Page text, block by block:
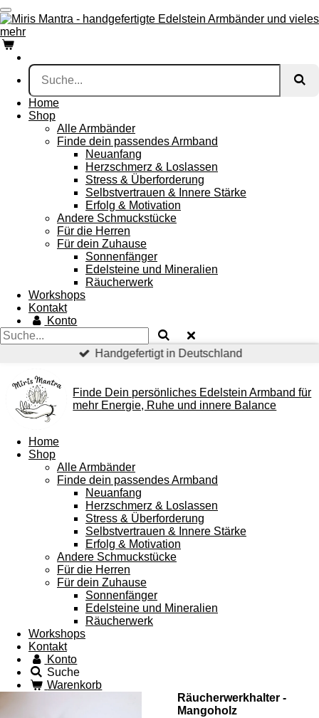
Zum
Hauptinhalt
springen
Home
Shop
Alle Armbänder
Finde dein passendes Armband
Neuanfang
Herzschmerz & Loslassen
Stress & Überforderung
Selbstvertrauen & Innere Stärke
Erfolg & Motivation
Andere Schmuckstücke
Für die Herren
Für dein Zuhause
Sonnenfänger
Edelsteine und Mineralien
Räucherwerk
Workshops
Kontakt
Konto
Handgefertigt in Deutschland
Finde Dein persönliches Edelstein Armband für
mehr Energie, Ruhe und innere Balance
Home
Shop
Alle Armbänder
Finde dein passendes Armband
Neuanfang
Herzschmerz & Loslassen
Stress & Überforderung
Selbstvertrauen & Innere Stärke
Erfolg & Motivation
Andere Schmuckstücke
Für die Herren
Für dein Zuhause
Sonnenfänger
Edelsteine und Mineralien
Räucherwerk
Workshops
Kontakt
Konto
Suche
Warenkorb
Räucherwerkhalter -
Mangoholz